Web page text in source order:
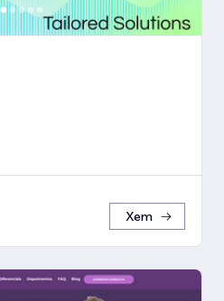
Xem